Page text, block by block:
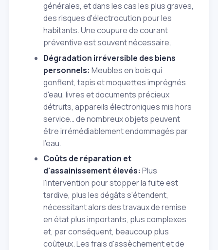
générales, et dans les cas les plus graves,
des risques d'électrocution pour les
habitants. Une coupure de courant
préventive est souvent nécessaire.
Dégradation irréversible des biens
personnels: Meubles en bois qui
gonflent, tapis et moquettes imprégnés
d'eau, livres et documents précieux
détruits, appareils électroniques mis hors
service… de nombreux objets peuvent
être irrémédiablement endommagés par
l'eau.
Coûts de réparation et
d'assainissement élevés: Plus
l'intervention pour stopper la fuite est
tardive, plus les dégâts s'étendent,
nécessitant alors des travaux de remise
en état plus importants, plus complexes
et, par conséquent, beaucoup plus
coûteux. Les frais d'assèchement et de